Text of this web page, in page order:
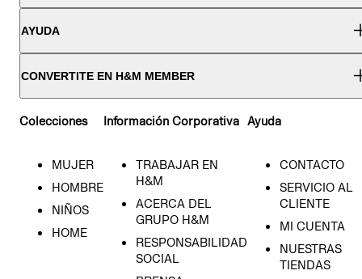
AYUDA
CONVERTITE EN H&M MEMBER
Colecciones
MUJER
HOMBRE
NIÑOS
HOME
Información Corporativa
TRABAJAR EN
H&M
ACERCA DEL
GRUPO H&M
RESPONSABILIDAD
SOCIAL
Ayuda
CONTACTO
SERVICIO AL
CLIENTE
MI CUENTA
NUESTRAS
TIENDAS